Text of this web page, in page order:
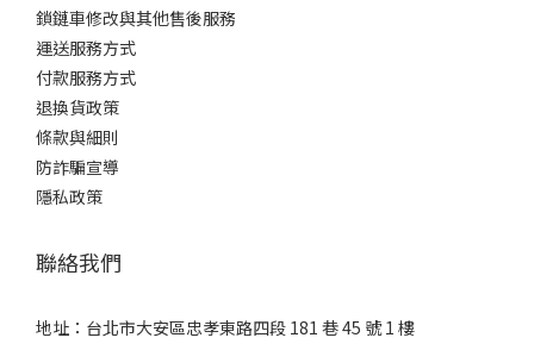
鎖鏈車修改與其他售後服務
運送服務方式
付款服務方式
退換貨政策
條款與細則
防詐騙宣導
隱私政策
聯絡我們
地址：台北市大安區忠孝東路四段 181 巷 45 號 1 樓